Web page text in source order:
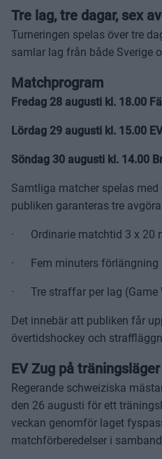
Tre lag, tre dagar, sex
Turneringen spelas över tre
samlar lag från både Sverige
Matchprogram
Fredag 28 augusti kl. 18.00
Lördag 29 augusti kl. 15.00
Söndag 30 augusti kl. 14.00
Samtliga matcher spelas
publiken garanteras tre
· Ordinarie matchtid 3 x 20
· Fem minuters förlängning
· Tre straffar per lag (Game
Det innebär att publiken får
övertidshockey och
EV Zug på
Regerande schweiziska
den 26 augusti för ett
veckan genomför laget
matchförberedelser i